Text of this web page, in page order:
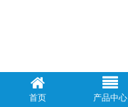
首页 产品中心